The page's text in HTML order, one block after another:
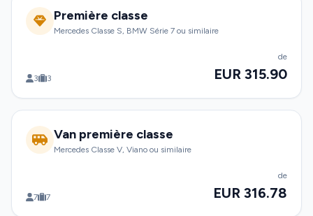
Première classe
Mercedes Classe S, BMW Série 7 ou similaire
3 3
de
EUR 315.90
Van première classe
Mercedes Classe V, Viano ou similaire
7 7
de
EUR 316.78